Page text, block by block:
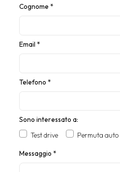
Cognome *
Email *
Telefono *
Sono interessato a:
Test drive
Permuta auto
Messaggio *